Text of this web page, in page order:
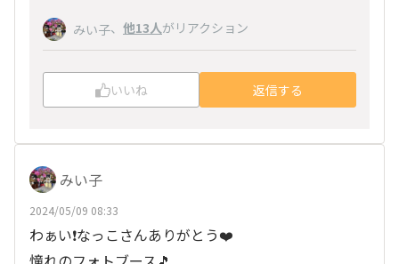
みい子、 他13人がリアクション
いいね 返信する
みい子
2024/05/09 08:33
わぁい❗なっこさんありがとう❤️